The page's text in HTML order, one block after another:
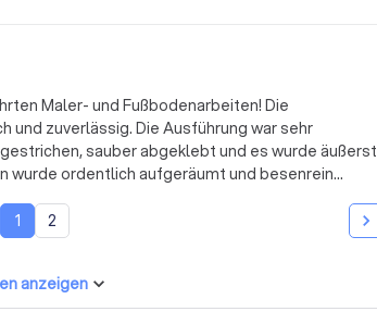
Maler- und Fußbodenarbeiten! Die
und zuverlässig. Die Ausführung war sehr
sauber abgeklebt und es wurde äußerst
ordentlich aufgeräumt und besenrein
Verhältnis ist absolut fair. Ich kann diesen
würde jederzeit wieder beauftragen!
1 2
anzeigen